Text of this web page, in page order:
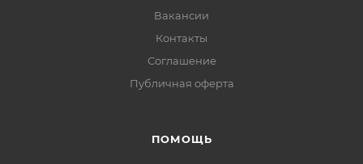
Вакансии
Контакты
Соглашение
Публичная оферта
ПОМОЩЬ